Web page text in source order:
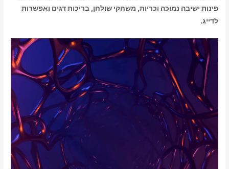
פינות ישיבה נמוכה וכריות, משחקי שולחן, בריכות דגים ואפשרות
לדייג.